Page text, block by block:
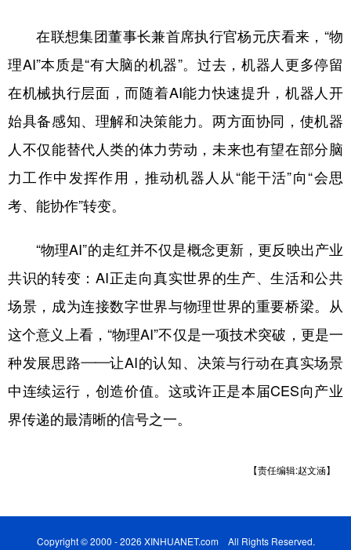
在联想集团董事长兼首席执行官杨元庆看来，“物
理AI”本质是“有大脑的机器”。过去，机器人更多停留
在机械执行层面，而随着AI能力快速提升，机器人开
始具备感知、理解和决策能力。两方面协同，使机器
人不仅能替代人类的体力劳动，未来也有望在部分脑
力工作中发挥作用，推动机器人从“能干活”向“会思
考、能协作”转变。
“物理AI”的走红并不仅是概念更新，更反映出产业
共识的转变：AI正走向真实世界的生产、生活和公共
场景，成为连接数字世界与物理世界的重要桥梁。从
这个意义上看，“物理AI”不仅是一项技术突破，更是一
种发展思路——让AI的认知、决策与行动在真实场景
中连续运行，创造价值。这或许正是本届CES向产业
界传递的最清晰的信号之一。
【责任编辑:赵文涵】
Copyright © 2000 - 2026 XINHUANET.com All Rights Reserved.